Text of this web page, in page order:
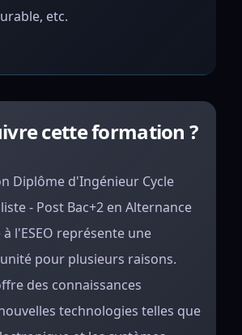
etc.
cette formation ?
Diplôme d'Ingénieur Cycle
- Post Bac+2 en Alternance
l'ESEO représente une
pour plusieurs raisons.
des connaissances
technologies telles que